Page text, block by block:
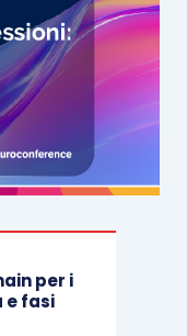
per i
e fasi